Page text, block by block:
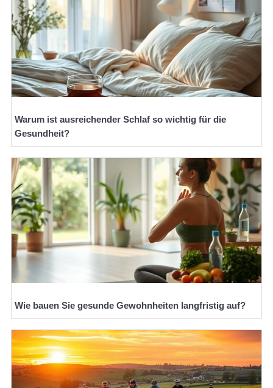
Warum ist ausreichender Schlaf so wichtig für die
Gesundheit?
Wie bauen Sie gesunde Gewohnheiten langfristig auf?